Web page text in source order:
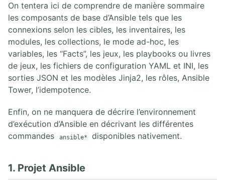
On tentera ici de comprendre de manière sommaire
les composants de base d’Ansible tels que les
connexions selon les cibles, les inventaires, les
modules, les collections, le mode ad-hoc, les
variables, les “Facts”, les jeux, les playbooks ou livres
de jeux, les fichiers de configuration YAML et INI, les
sorties JSON et les modèles Jinja2, les rôles, Ansible
Tower, l’idempotence.
Enfin, on ne manquera de décrire l’environnement
d’exécution d’Ansible en décrivant les différentes
commandes
ansible* disponibles nativement.
1. Projet Ansible